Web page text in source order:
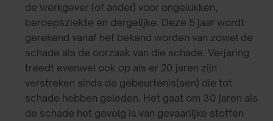
de werkgever (of ander) voor ongelukken,
beroepsziekte en dergelijke. Deze 5 jaar wordt
gerekend vanaf het bekend worden van zowel de
schade als de oorzaak van die schade. Verjaring
treedt evenwel ook op als er 20 jaren zijn
verstreken sinds de gebeurtenis(sen) die tot
schade hebben geleden. Het gaat om 30 jaren als
de schade het gevolg is van gevaarlijke stoffen